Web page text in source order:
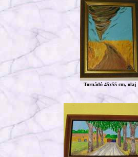
Tornádó 45x55 cm, olaj